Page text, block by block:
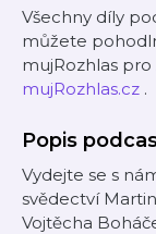
Všechny díly
můžete
mujRozhlas pro
mujRozhlas.cz .
Popis
Vydejte se s
svědectví
Vojtěcha